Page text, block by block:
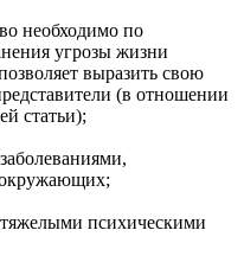
необходимо по
угрозы жизни
выразить свою
(в отношении
статьи);
психическими